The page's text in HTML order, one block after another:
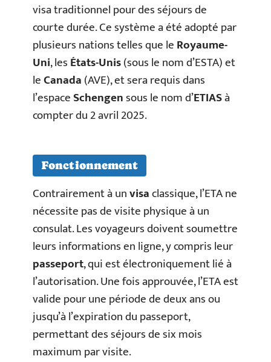
visa traditionnel pour des séjours de
courte durée. Ce système a été adopté par
plusieurs nations telles que leRoyaume-
Uni, lesÉtats-Unis(sous le nom d’ESTA) et
leCanada(AVE), et sera requis dans
l’espaceSchengensous le nom d’ETIASà
compter du 2 avril 2025.
Fonctionnement
Contrairement à unvisaclassique, l’ETA ne
nécessite pas de visite physique à un
consulat. Les voyageurs doivent soumettre
leurs informations en ligne, y compris leur
passeport, qui est électroniquement lié à
l’autorisation. Une fois approuvée, l’ETA est
valide pour une période de deux ans ou
jusqu’à l’expiration du passeport,
permettant des séjours de six mois
maximum par visite.